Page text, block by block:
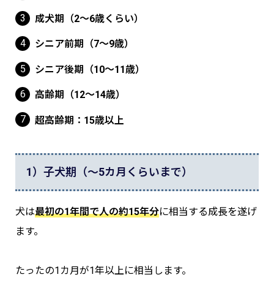
成犬期（2〜6歳くらい）
シニア前期（7〜9歳）
シニア後期（10～11歳）
高齢期（12〜14歳）
超高齢期：15歳以上
1）子犬期（～5カ月くらいまで）
犬は最初の1年間で人の約15年分に相当する成長を遂げ
ます。
たったの1カ月が1年以上に相当します。